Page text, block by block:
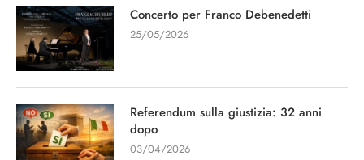
Concerto per Franco Debenedetti
25/05/2026
Referendum sulla giustizia: 32 anni
dopo
03/04/2026